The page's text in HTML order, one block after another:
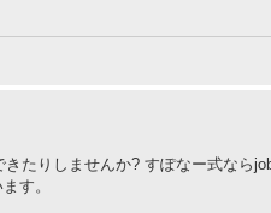
たりしませんか? すぽなー式なら
す。